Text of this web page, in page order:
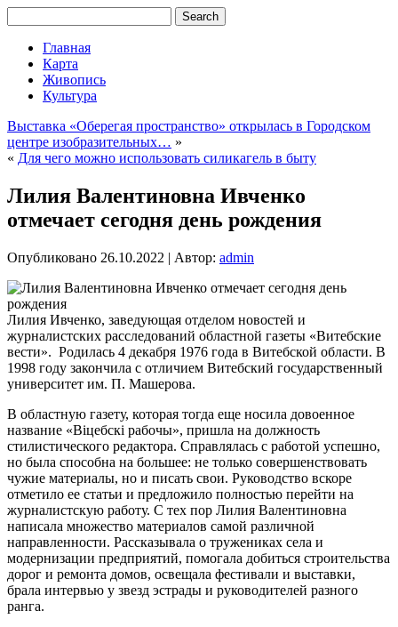
Главная
Карта
Живопись
Культура
Выставка «Оберегая пространство» открылась в Городском
центре изобразительных… »
« Для чего можно использовать силикагель в быту
Лилия Валентиновна Ивченко
отмечает сегодня день рождения
Опубликовано 26.10.2022 | Автор: admin
Лилия Ивченко, заведующая отделом новостей и
журналистских расследований областной газеты «Витебские
вести». Родилась 4 декабря 1976 года в Витебской области. В
1998 году закончила с отличием Витебский государственный
университет им. П. Машерова.
В областную газету, которая тогда еще носила довоенное
название «Віцебскі рабочы», пришла на должность
стилистического редактора. Справлялась с работой успешно,
но была способна на большее: не только совершенствовать
чужие материалы, но и писать свои. Руководство вскоре
отметило ее статьи и предложило полностью перейти на
журналистскую работу. С тех пор Лилия Валентиновна
написала множество материалов самой различной
направленности. Рассказывала о тружениках села и
модернизации предприятий, помогала добиться строительства
дорог и ремонта домов, освещала фестивали и выставки,
брала интервью у звезд эстрады и руководителей разного
ранга.